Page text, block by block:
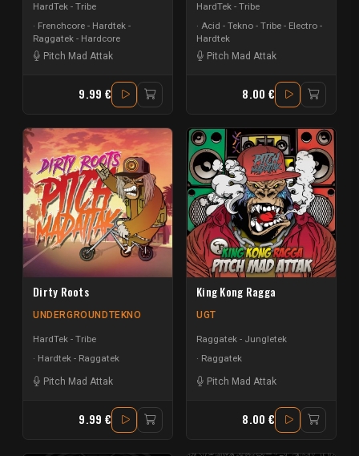
HardTek - Tribe
Frenchcore - Hardtek -
Raggatek - Hardcore
Pitch Mad Attak
9.99 €
HardTek - Tribe
Acid - Tekno - Tribe - Electro -
Hardtek
Pitch Mad Attak
8.00 €
Dirty Roots
UNDERGROUNDTEKNO
HardTek - Tribe
Hardtek - Raggatek
Pitch Mad Attak
9.99 €
King Kong Ragga
UGT
Raggatek - Jungletek
Raggatek
Pitch Mad Attak
8.00 €